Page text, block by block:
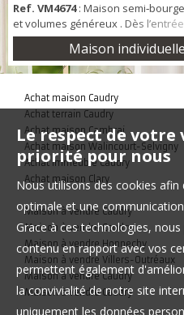
Ref. VM4674: Maison
et volumes généreux . Dès
agrémenté d’une cheminée, une
cuisine indépendante. Le
w.c. et une salle d’eau et un
ainsi un secon...
Maison
Achat maison Caudry
Achat terrain Caudry
Achat maison Cambrai
Achat maison Walincourt-Selvigny
Achat immeuble Caudry
Achat maison Clary
Maison à vendre Caudry
Maison à vendre Caudry
Maison à vendre Honnechy
Maison à vendre Villers-Outréaux
Maison à vendre Caudry
Maison à vendre Caudry
Le respect de votre
priorité pour nous
Nous utilisons des cookies
optimale et une
Grace à ces technologies,
contenu en rapport avec vos
permettent également
la convivialité de notre site
uniquement les données